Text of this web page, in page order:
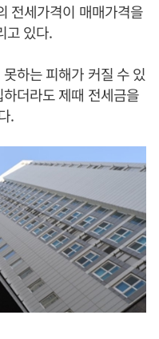
전세가격이 매매가격을
고 있다.
하는 피해가 커질 수 있
더라도 제때 전세금을
.